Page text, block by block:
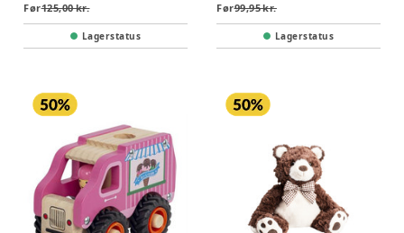
Før125,00 kr.
Lagerstatus
Før99,95 kr.
Lagerstatus